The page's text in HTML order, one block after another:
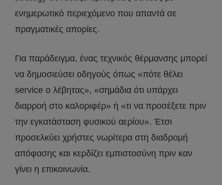
ενημερωτικό περιεχόμενο που απαντά σε
πραγματικές απορίες.
Για παράδειγμα, ένας τεχνικός θέρμανσης μπορεί
να δημοσιεύσει οδηγούς όπως «πότε θέλει
service ο λέβητας», «σημάδια ότι υπάρχει
διαρροή στο καλοριφέρ» ή «τι να προσέξετε πριν
την εγκατάσταση φυσικού αερίου». Έτσι
προσελκύει χρήστες νωρίτερα στη διαδρομή
απόφασης και κερδίζει εμπιστοσύνη πριν καν
γίνει η επικοινωνία.